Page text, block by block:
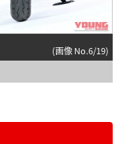
(画像 No.6/19)